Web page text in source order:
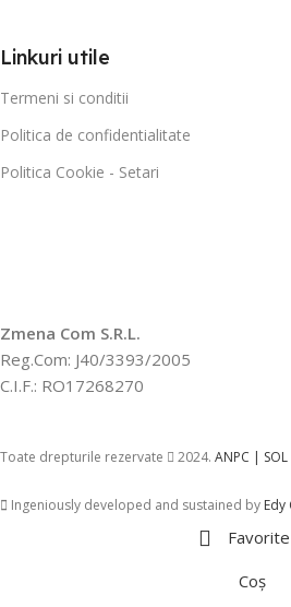
Linkuri utile
Termeni si conditii
Politica de confidentialitate
Politica Cookie - Setari
Zmena Com S.R.L.
Reg.Com: J40/3393/2005
C.I.F.: RO17268270
Toate drepturile rezervate 2024. ANPC | SOL
Ingeniously developed and sustained by Edy
Favorite
Coș